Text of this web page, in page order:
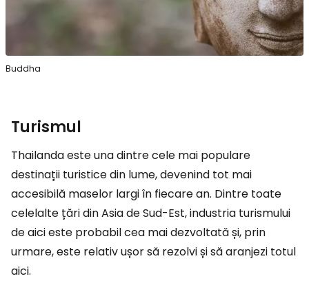
Buddha
Turismul
Thailanda este una dintre cele mai populare
destinații turistice din lume, devenind tot mai
accesibilă maselor largi în fiecare an. Dintre toate
celelalte țări din Asia de Sud-Est, industria turismului
de aici este probabil cea mai dezvoltată și, prin
urmare, este relativ ușor să rezolvi și să aranjezi totul
aici.